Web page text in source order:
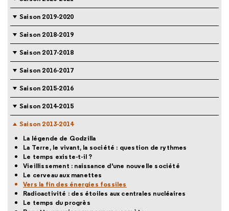
Saison 2019-2020
Saison 2018-2019
Saison 2017-2018
Saison 2016-2017
Saison 2015-2016
Saison 2014-2015
Saison 2013-2014
La légende de Godzilla
La Terre, le vivant, la société : question de rythmes
Le temps existe-t-il ?
Vieillissement : naissance d'une nouvelle société
Le cerveau aux manettes
Vers la fin des énergies fossiles
Radioactivité : des étoiles aux centrales nucléaires
Le temps du progrès